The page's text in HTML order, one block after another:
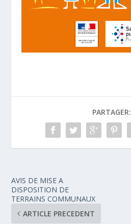
PARTAGER:
AVIS DE MISE A
DISPOSITION DE
TERRAINS COMMUNAUX
ARTICLE PRECEDENT